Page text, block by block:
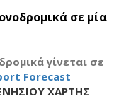
σε μία
γίνεται σε
Forecast
ΧΑΡΤΗΣ